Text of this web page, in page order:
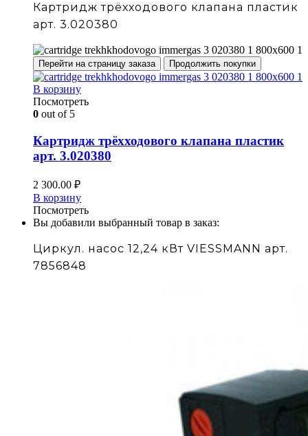
Картридж трёхходового клапана пластик
арт. 3.020380
Перейти на страницу заказа Продолжить покупки
В корзину
Посмотреть
0 out of 5
Картридж трёхходового клапана пластик
арт. 3.020380
2 300.00 ₽
В корзину
Посмотреть
Вы добавили выбранный товар в заказ:
Циркул. насос 12,24 кВт VIESSMANN арт.
7856848